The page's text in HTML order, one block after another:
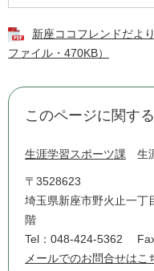
新座ココフレンドだよ
ファイル・470KB）
このページに関す
生涯学習スポーツ課 生
〒3528623
埼玉県新座市野火止一
階
Tel：048-424-5362
メールでのお問合せはこ